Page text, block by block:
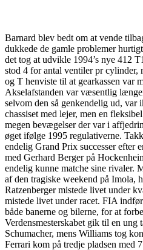
Barnard blev bedt om at vende
dukkede de gamle problemer
det tog at udvikle 1994’s nye 412
stod 4 for antal ventiler pr cylinder,
og T henviste til at gearkassen var
Akselafstanden var væsentlig
selvom den så genkendelig ud,
chassiset med lejer, men en
megen bevægelser der var i
øget ifølge 1995 regulativerne.
endelig Grand Prix successer efter
med Gerhard Berger på
endelig kunne matche sine rivaler.
af den tragiske weekend på Imola,
Ratzenberger mistede livet under
mistede livet under racet. FIA
både banerne og bilerne, for at
Verdensmesterskabet gik til en ung
Schumacher, mens Williams tog
Ferrari kom på tredje pladsen med